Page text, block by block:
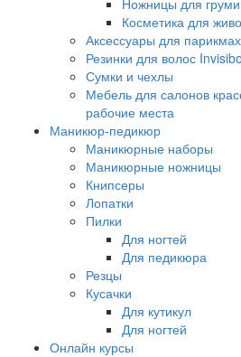
Ножницы для
Косметика для
Аксессуары для
Резинки для волос
Сумки и чехлы
Мебель для салонов
рабочие места
Маникюр-педикюр
Маникюрные наборы
Маникюрные ножницы
Книпсеры
Лопатки
Пилки
Для ногтей
Для педикюра
Резцы
Кусачки
Для кутикул
Для ногтей
Онлайн курсы